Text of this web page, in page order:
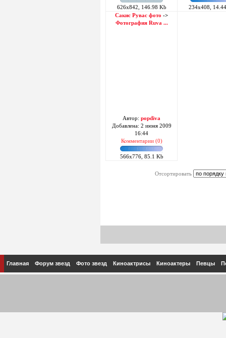
626x842, 146.98 Kb
234x408,
Сакис Рувас фото ->
Фотография Ruva ...
Автор: popdiva
Добавлена: 2 июня 2009
16:44
Комментарии (0)
566x776, 85.1 Kb
Отсортировать
Главная Форум звезд Фото звезд Киноактрисы Киноактеры Певцы